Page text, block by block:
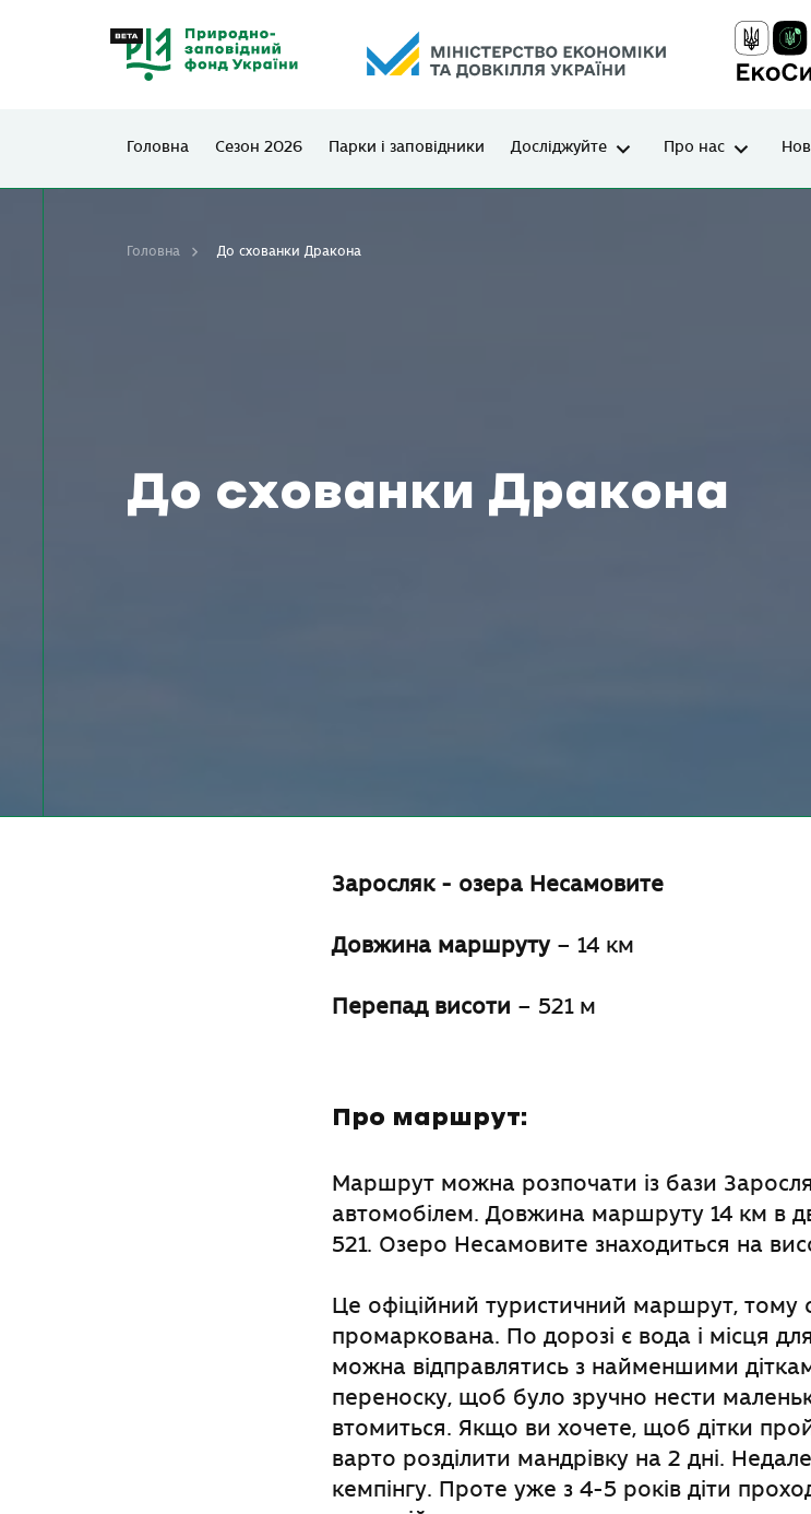
Головна Сезон 2026 Парки і заповідники Досліджуйте Про нас
До схованки Дракона
Головна До схованки Дракона
Заросляк - озера Несамовите
Довжина маршруту– 14 км
Перепад висоти – 521 м
Про маршрут:
Маршрут можна розпочати із бази
автомобілем. Довжина маршруту 14 км в
521. Oзеро Несамовите знаходиться на
Це офіційний туристичний маршрут, тому
промаркована. По дорозі є вода і місця
можна відправлятись з найменшими
переноску, щоб було зручно нести
втомиться. Якщо ви хочете, щоб дітки
варто розділити мандрівку на 2 дні.
кемпінгу. Проте уже з 4-5 років діти